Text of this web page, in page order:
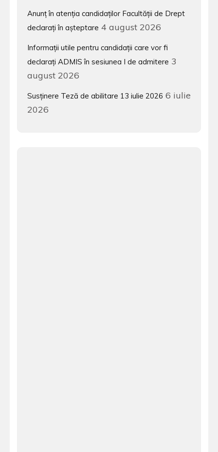
Anunț în atenția candidaților Facultății de Drept
declarați în așteptare 4 august 2026
Informații utile pentru candidații care vor fi
declarați ADMIS în sesiunea I de admitere 3
august 2026
Susținere Teză de abilitare 13 iulie 2026 6 iulie
2026